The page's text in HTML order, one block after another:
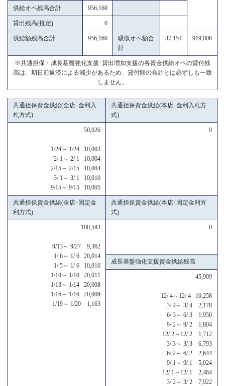
供給オペ残高合計 956,160
貸出残高(推定) 0
供給額残高合計 956,160
吸収オペ額合
計
37,154 919,006
※共通担保・成長基盤強化支援･貸出増加支援の各資金供給オペの貸付残
高は、期日前返済による減少があるため、貸付額の合計とは必ずしも一致
しません。
共通担保資金供給(全店･金利入
札方式)
共通担保資金供給(本店･金利入札方
式)
50,026
1/24～ 1/24 10,003
2/ 1～ 2/ 1 10,004
2/15～ 2/15 10,004
3/ 1～ 3/ 1 10,010
9/15～ 9/15 10,005
0
共通担保資金供給(全店･固定金
利方式)
共通担保資金供給(本店･固定金利方
式)
100,583
9/13～ 9/27 9,362
1/ 6～ 1/ 6 20,014
1/ 5～ 1/ 6 10,016
1/10～ 1/10 20,011
1/13～ 1/14 20,008
1/16～ 1/16 20,009
1/19～ 1/20 1,163
0
成長基盤強化支援資金供給残高
45,909
12/ 4～12/ 4 10,258
3/ 4～ 3/ 4 2,178
6/ 3～ 6/ 3 1,950
9/ 2～ 9/ 2 1,804
12/ 2～12/ 2 1,712
3/ 3～ 3/ 3 6,793
6/ 2～ 6/ 2 2,644
9/ 1～ 9/ 1 5,024
12/ 1～12/ 1 2,464
3/ 2～ 3/ 2 7,922